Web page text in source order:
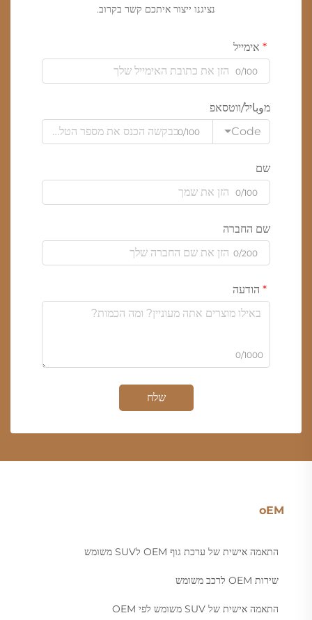
נציגנו ייצור איתכם קשר בקרוב.
אימייל
0/100
מوباיל/ווטסאפ
Code
0/100
שם
0/100
שם החברה
0/200
הודעה
0/1000
שלח
oEM
התאמה אישית של ערכת גוף OEM לSUV משומש
שירות OEM לרכב משומש
התאמה אישית של SUV משומש לפי OEM